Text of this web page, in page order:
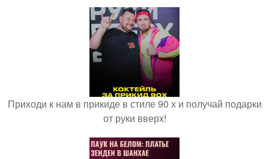
Приходи к нам в прикиде в стиле 90 х и получай подарки
от руки вверх!